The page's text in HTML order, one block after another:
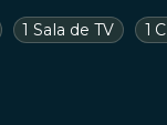
1 Sala de TV 1